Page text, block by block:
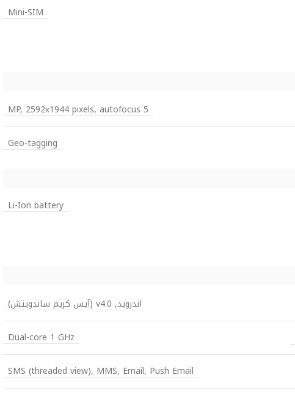
Mini-SIM
5 MP, 2592х1944 pixels, autofocus
Geo-tagging
Li-Ion battery
اندرويد, v4.0 (آيس كريم ساندويتش)
Dual-core 1 GHz
SMS (threaded view), MMS, Email, Push Email